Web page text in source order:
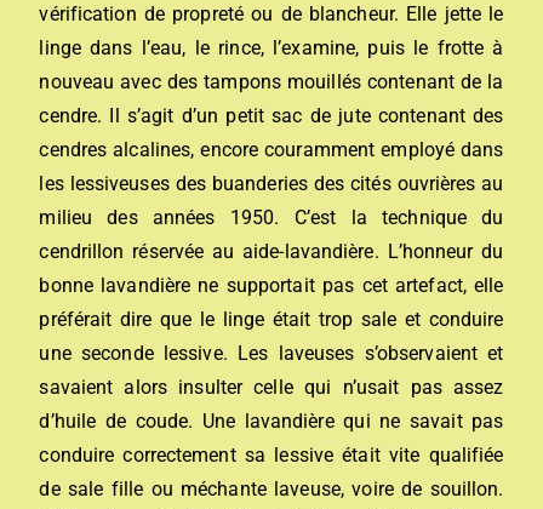
vérification de propreté ou de blancheur. Elle jette le
linge dans l’eau, le rince, l’examine, puis le frotte à
nouveau avec des tampons mouillés contenant de la
cendre. Il s’agit d’un petit sac de jute contenant des
cendres alcalines, encore couramment employé dans
les lessiveuses des buanderies des cités ouvrières au
milieu des années 1950. C’est la technique du
cendrillon réservée au aide-lavandière. L’honneur du
bonne lavandière ne supportait pas cet artefact, elle
préférait dire que le linge était trop sale et conduire
une seconde lessive. Les laveuses s’observaient et
savaient alors insulter celle qui n’usait pas assez
d’huile de coude. Une lavandière qui ne savait pas
conduire correctement sa lessive était vite qualifiée
de sale fille ou méchante laveuse, voire de souillon.